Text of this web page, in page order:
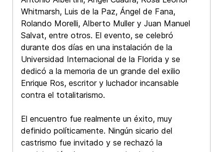
Whitmarsh, Luis de la Paz, Ángel de Fana,
Rolando Morelli, Alberto Muller y Juan Manuel
Salvat, entre otros. El evento, se celebró
durante dos días en una instalación de la
Universidad Internacional de la Florida y se
dedicó a la memoria de un grande del exilio
Enrique Ros, escritor y luchador incansable
contra el totalitarismo.
El encuentro fue realmente un éxito, muy
definido políticamente. Ningún sicario del
castrismo fue invitado y se rechazó la